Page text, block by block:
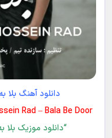
دانلود آهنگ بلا
Rad – Bala Be Door
“دانلود موزیک بلا